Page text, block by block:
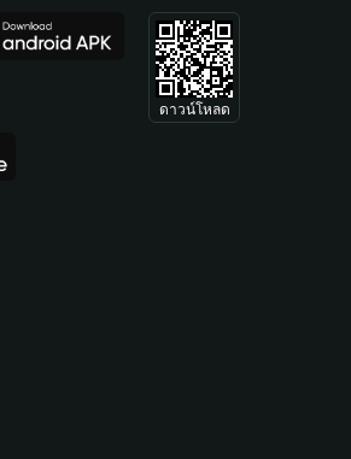
ดาวน์โหลด